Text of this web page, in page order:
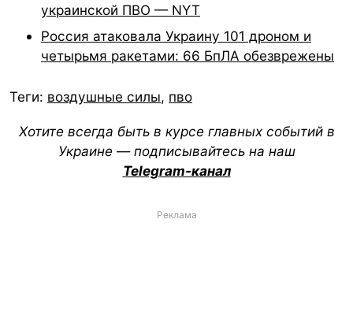
украинской ПВО — NYT
Россия атаковала Украину 101 дроном и
четырьмя ракетами: 66 БпЛА обезврежены
Теги: воздушные силы, пво
Хотите всегда быть в курсе главных событий в
Украине — подписывайтесь на наш
Telegram-канал
Реклама